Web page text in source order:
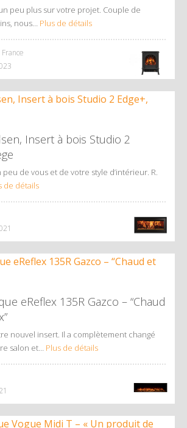
peu plus sur votre projet. Couple de
nous… Plus de détails
Insert à bois Studio 2
de vous et de votre style d’intérieur. R.
de détails
eReflex 135R Gazco – “Chaud
nouvel insert. Il a complètement changé
salon et… Plus de détails